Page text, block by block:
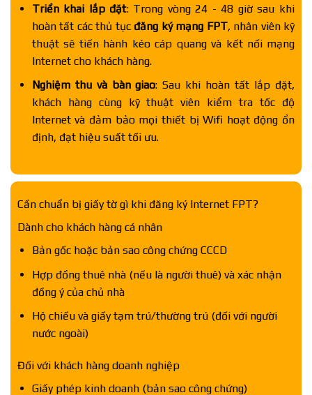
Triển khai lắp đặt: Trong vòng 24 - 48 giờ sau khi
hoàn tất các thủ tục đăng ký mạng FPT, nhân viên kỹ
thuật sẽ tiến hành kéo cáp quang và kết nối mạng
Internet cho khách hàng.
Nghiệm thu và bàn giao: Sau khi hoàn tất lắp đặt,
khách hàng cùng kỹ thuật viên kiểm tra tốc độ
Internet và đảm bảo mọi thiết bị Wifi hoạt động ổn
định, đạt hiệu suất tối ưu.
Cần chuẩn bị giấy tờ gì khi đăng ký Internet FPT?
Dành cho khách hàng cá nhân
Bản gốc hoặc bản sao công chứng CCCD
Hợp đồng thuê nhà (nếu là người thuê) và xác nhận
đồng ý của chủ nhà
Hộ chiếu và giấy tạm trú/thường trú (đối với người
nước ngoài)
Đối với khách hàng doanh nghiệp
Giấy phép kinh doanh (bản sao công chứng)